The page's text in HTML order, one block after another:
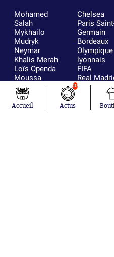
Mohamed
Salah
Mykhailo
Mudryk
Neymar
Khalis Merah
Loïs Openda
Moussa
Niakhaté
Nicolás
Tagliafico
Chelsea
Paris
Germain
Bordeaux
Olympique
lyonnais
FIFA
Real
RC
AC Milan
Accueil
10
Actus